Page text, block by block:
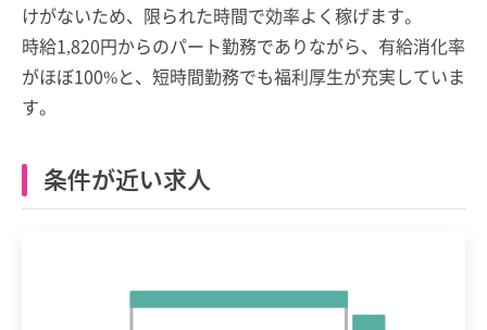
けがないため、限られた時間で効率よく稼げます。
時給1,820円からのパート勤務でありながら、有給消化率
がほぼ100%と、短時間勤務でも福利厚生が充実していま
す。
条件が近い求人